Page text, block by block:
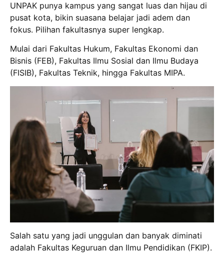
UNPAK punya kampus yang sangat luas dan hijau di
pusat kota, bikin suasana belajar jadi adem dan
fokus. Pilihan fakultasnya super lengkap.
Mulai dari Fakultas Hukum, Fakultas Ekonomi dan
Bisnis (FEB), Fakultas Ilmu Sosial dan Ilmu Budaya
(FISIB), Fakultas Teknik, hingga Fakultas MIPA.
Salah satu yang jadi unggulan dan banyak diminati
adalah Fakultas Keguruan dan Ilmu Pendidikan (FKIP).